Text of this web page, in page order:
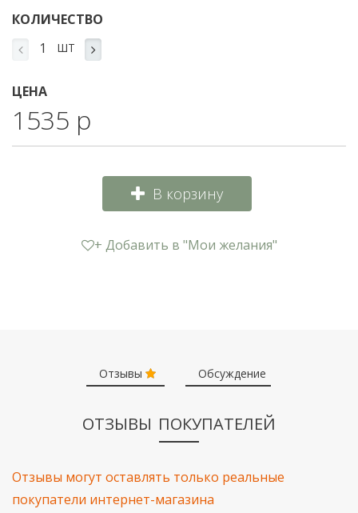
КОЛИЧЕСТВО
ШТ
ЦЕНА
1535 р
В корзину
+ Добавить в "Мои желания"
Отзывы Обсуждение
ОТЗЫВЫ ПОКУПАТЕЛЕЙ
Отзывы могут оставлять только реальные
покупатели интернет-магазина